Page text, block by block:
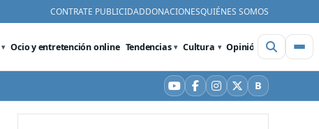
CONTRATE PUBLICIDADDONACIONESQUIÉNES SOMOS
Ocio y entretención online Tendencias Cultura Opinión Videos
YouTube
Facebook
Instagram
X BBluesky